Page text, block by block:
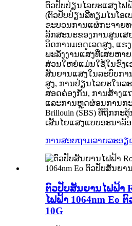
ຕົວປັບປ່ຽນໄລຍະແສງໄຟ
(ຕົວປັບປ່ຽນລີທຽມໄນໂອເ
ຂະບວນການແຜ່ກະຈາຍ
ລັກສະນະຂອງການສູນເສ
ວິດການມອດູເລດສູງ, ແຮ
ພະລັງງານແສງທີ່ເສຍຫາ
ສ່ວນໃຫຍ່ແມ່ນໃຊ້ໃນຂົງ
ສັນຍານແສງໃນລະບົບກາ
ສູງ, ການປ່ຽນໄລຍະໃນລ
ສອດຄ່ອງກັນ, ການສ້າງແ
ແລະການຫຼຸດຜ່ອນການກ
Brillouin (SBS) ທີ່ຖືກກ
ເສັ້ນໄຍແສງແບບອະນາລັ
ການສອບຖາມລາຍລະອຽ
ຕົວປັບສັນຍານໄຟຟ້າ
ໄຟຟ້າ 1064nm Eo
10G